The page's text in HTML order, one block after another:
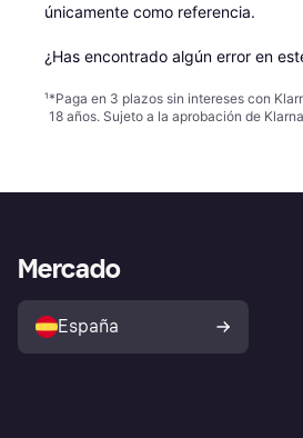
únicamente como referencia.
¿Has encontrado algún error en
¹*Paga en 3 plazos sin intereses con
18 años. Sujeto a la aprobación de
Mercado
España